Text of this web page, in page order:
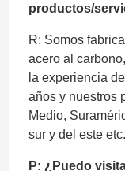
productos/
R: Somos
acero al
la experiencia
años y nuestros
Medio,
sur y del este etc.
P: ¿Puedo